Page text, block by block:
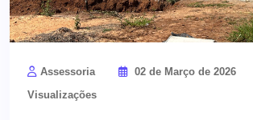
Assessoria 02 de Março de 2026
Visualizações